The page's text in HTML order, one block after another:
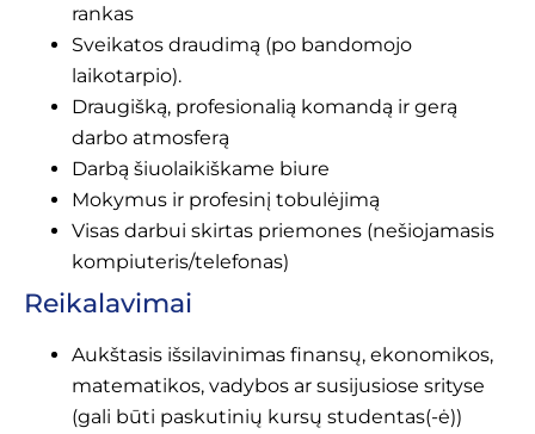
rankas
Sveikatos draudimą (po bandomojo
laikotarpio).
Draugišką, profesionalią komandą ir gerą
darbo atmosferą
Darbą šiuolaikiškame biure
Mokymus ir profesinį tobulėjimą
Visas darbui skirtas priemones (nešiojamasis
kompiuteris/telefonas)
Reikalavimai
Aukštasis išsilavinimas finansų, ekonomikos,
matematikos, vadybos ar susijusiose srityse
(gali būti paskutinių kursų studentas(-ė))